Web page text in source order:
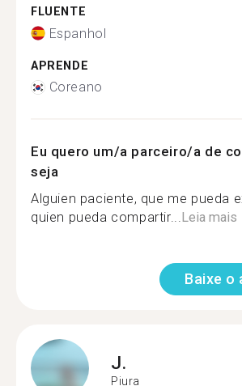
FLUENTE
Espanhol
APRENDE
Coreano
Eu quero um/a parceiro/a de
seja
Alguien paciente, que me pueda
quien pueda compartir...Leia mais
Baixe o
J.
Piura